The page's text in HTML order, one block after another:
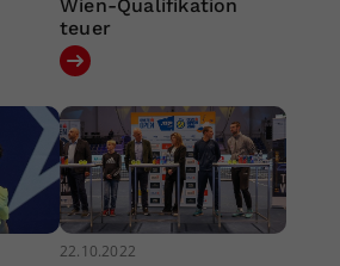
Wien-Qualifikation
teuer
22.10.2022